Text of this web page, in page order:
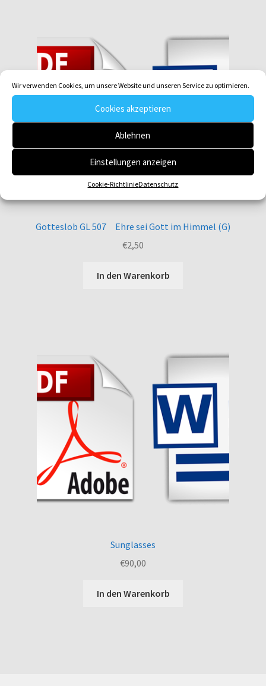
Wir verwenden Cookies, um unsere Website und unseren Service zu optimieren.
Cookies akzeptieren
Ablehnen
Einstellungen anzeigen
Cookie-RichtlinieDatenschutz
Gotteslob GL 507 Ehre sei Gott im Himmel (G)
€2,50
In den Warenkorb
Sunglasses
€90,00
In den Warenkorb